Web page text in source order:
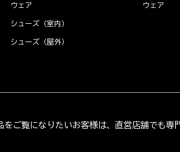
ウェア
シューズ（室内）
シューズ（屋外）
ウェア
をご覧になりたいお客様は、直営店舗でも専